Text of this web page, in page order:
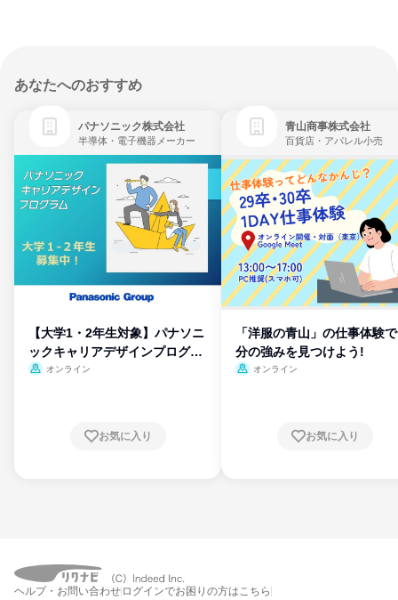
あなたへのおすすめ
パナソニック株式会社
半導体・電子機器メーカー
【大学1・2年生対象】パナソニ
ックキャリアデザインプログラ
ム
オンライン
お気に入り
青山商事株式会社
百貨店・アパレル小売
「洋服の青山」の仕事体験
分の強みを見つけよう!
オンライン
お気に入り
ヘルプ・お問い合わせ ログインでお困りの方はこちら